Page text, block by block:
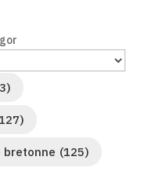
bretonne (125)